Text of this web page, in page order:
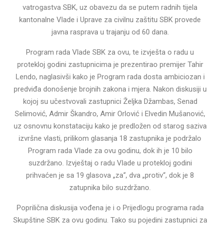
vatrogastva SBK, uz obavezu da se putem radnih tijela
kantonalne Vlade i Uprave za civilnu zaštitu SBK provede
javna rasprava u trajanju od 60 dana.
Program rada Vlade SBK za ovu, te izvješta o radu u
protekloj godini zastupnicima je prezentirao premijer Tahir
Lendo, naglasivši kako je Program rada dosta ambiciozan i
predviđa donošenje brojnih zakona i mjera. Nakon diskusiji u
kojoj su učestvovali zastupnici Željka Džambas, Senad
Selimović, Admir Škandro, Amir Orlović i Elvedin Mušanović,
uz osnovnu konstataciju kako je predložen od starog saziva
izvršne vlasti, prilikom glasanja 18 zastupnika je podržalo
Program rada Vlade za ovu godinu, dok ih je 10 bilo
suzdržano. Izvještaj o radu Vlade u protekloj godini
prihvaćen je sa 19 glasova „za“, dva „protiv“, dok je 8
zatupnika bilo suzdržano.
Poprilična diskusija vođena je i o Prijedlogu programa rada
Skupštine SBK za ovu godinu. Tako su pojedini zastupnici za